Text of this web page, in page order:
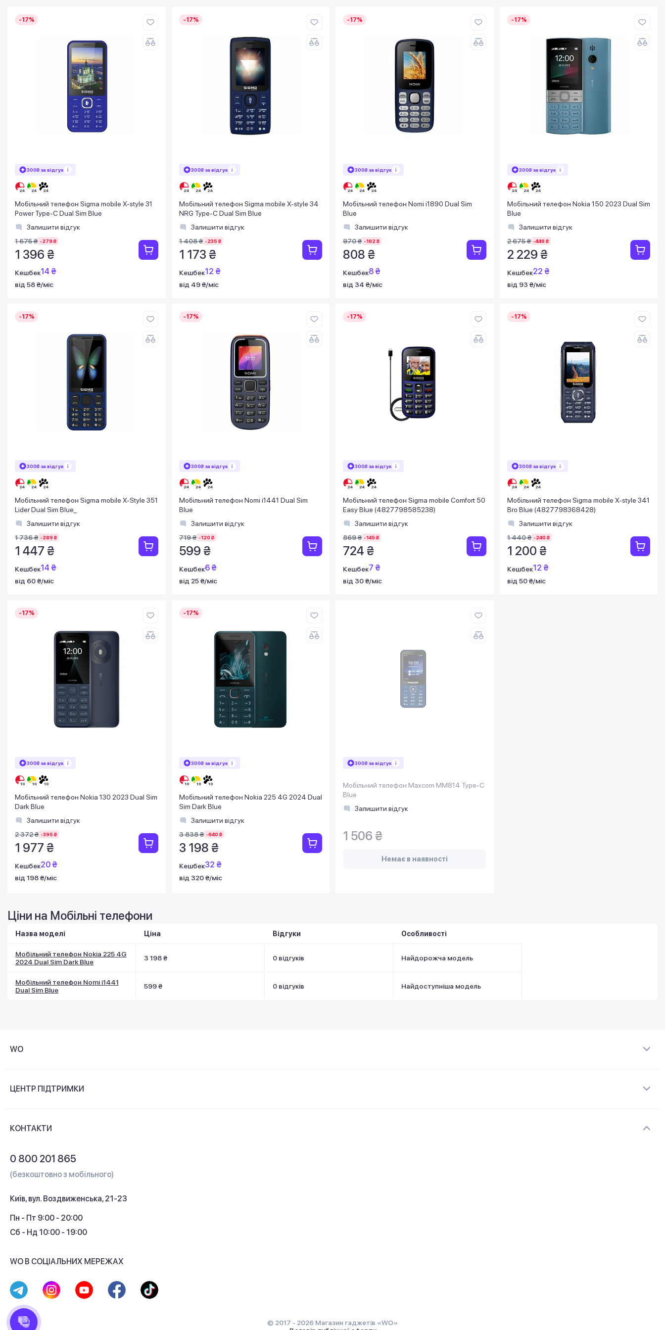
-17%
300₴ за відгук
Мобільний телефон Sigma mobile X-style 31
Power Type-C Dual Sim Blue
Залишити відгук
1 675 ₴ -279 ₴
1 396 ₴
Кешбек14 ₴
від 58 ₴/міс
-17%
300₴ за відгук
Мобільний телефон Sigma mobile X-style 34
NRG Type-C Dual Sim Blue
Залишити відгук
1 408 ₴ -235 ₴
1 173 ₴
Кешбек12 ₴
від 49 ₴/міс
-17%
300₴ за відгук
Мобільний телефон Nomi i1890 Dual Sim
Blue
Залишити відгук
970 ₴ -162 ₴
808 ₴
Кешбек8 ₴
від 34 ₴/міс
-17%
300₴ за відгук
Мобільний телефон Nokia 150 2023 Dual Sim
Blue
Залишити відгук
2 675 ₴ -446 ₴
2 229 ₴
Кешбек22 ₴
від 93 ₴/міс
-17%
300₴ за відгук
Мобільний телефон Sigma mobile X-Style 351
Lider Dual Sim Blue_
Залишити відгук
1 736 ₴ -289 ₴
1 447 ₴
Кешбек14 ₴
від 60 ₴/міс
-17%
300₴ за відгук
Мобільний телефон Nomi i1441 Dual Sim
Blue
Залишити відгук
719 ₴ -120 ₴
599 ₴
Кешбек6 ₴
від 25 ₴/міс
-17%
300₴ за відгук
Мобільний телефон Sigma mobile Comfort 50
Easy Blue (4827798585238)
Залишити відгук
869 ₴ -145 ₴
724 ₴
Кешбек7 ₴
від 30 ₴/міс
-17%
300₴ за відгук
Мобільний телефон Sigma mobile X-style 341
Bro Blue (4827798368428)
Залишити відгук
1 440 ₴ -240 ₴
1 200 ₴
Кешбек12 ₴
від 50 ₴/міс
-17%
300₴ за відгук
Мобільний телефон Nokia 130 2023 Dual Sim
Dark Blue
Залишити відгук
2 372 ₴ -395 ₴
1 977 ₴
Кешбек20 ₴
від 198 ₴/міс
-17%
300₴ за відгук
Мобільний телефон Nokia 225 4G 2024 Dual
Sim Dark Blue
Залишити відгук
3 838 ₴ -640 ₴
3 198 ₴
Кешбек32 ₴
від 320 ₴/міс
300₴ за відгук
Мобільний телефон Maxcom MM814 Type-C
Blue
Залишити відгук
1 506 ₴
Немає в наявності
Ціни на Мобільні телефони
Назва моделі Ціна Відгуки Особливості
Мобільний телефон Nokia 225 4G
2024 Dual Sim Dark Blue
3 198 ₴ 0 відгуків Найдорожча модель
Мобільний телефон Nomi i1441
Dual Sim Blue
599 ₴ 0 відгуків Найдоступніша модель
WO
Контакти
ЦЕНТР ПІДТРИМКИ
Кешбек
КОНТАКТИ
0 800 201 865
(безкоштовно з мобільного)
Київ, вул. Воздвиженська, 21-23
Пн - Пт 9:00 - 20:00
Сб - Нд 10:00 - 19:00
WO В СОЦІАЛЬНИХ МЕРЕЖАХ
© 2017 - 2026 Магазин гаджетів «WO»